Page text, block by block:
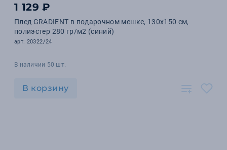
1 129 ₽
Плед GRADIENT в подарочном мешке, 130х150 см,
полиэстер 280 гр/м2 (синий)
арт. 20322/24
В наличии 50 шт.
В корзину